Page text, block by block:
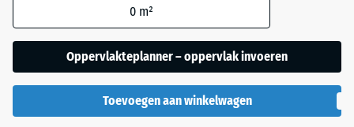
behoefteberekening
(tenzij anders
aangegeven in de
productgegevens).
52
0 m²
Oppervlakteplanner – oppervlak invoeren
Toevoegen aan winkelwagen